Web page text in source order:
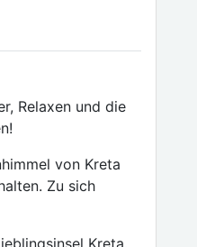
Relaxen und die
von Kreta
Zu sich
Kreta.